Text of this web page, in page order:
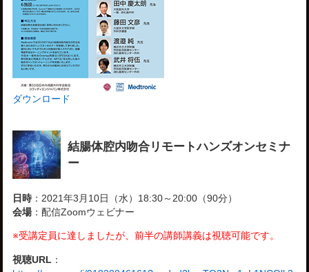
ダウンロード
結腸体腔内吻合リモートハンズオンセミナ
ー
日時：2021年3月10日（水）18:30～20:00（90分）
会場：配信Zoomウェビナー
※受講定員に達しましたが、前半の講師講義は視聴可能です。
視聴URL ：